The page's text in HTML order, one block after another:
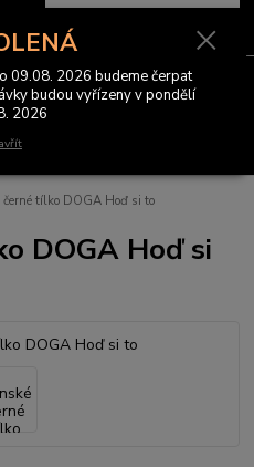
Menu
0 Kč
tílko DOGA Hoď si to
DOGA Hoď si
09.08. 2026 budeme čerpat
budou vyřízeny v pondělí
2026